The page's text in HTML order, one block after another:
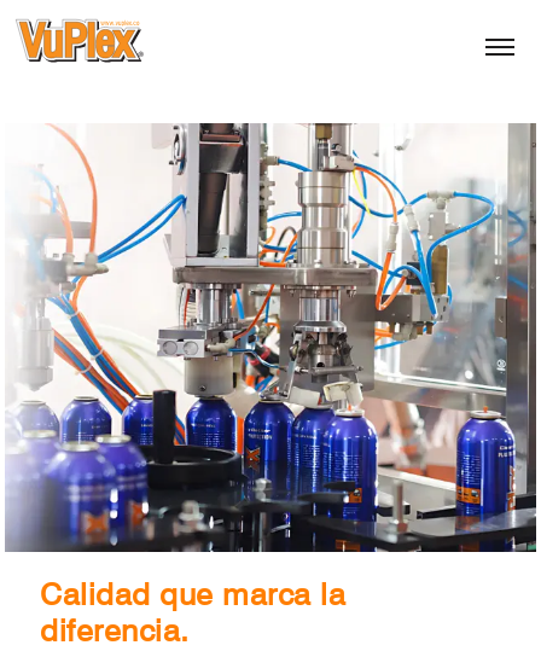
Calidad que marca la
diferencia.